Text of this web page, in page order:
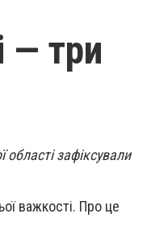
— три
зафіксували
важкості. Про це